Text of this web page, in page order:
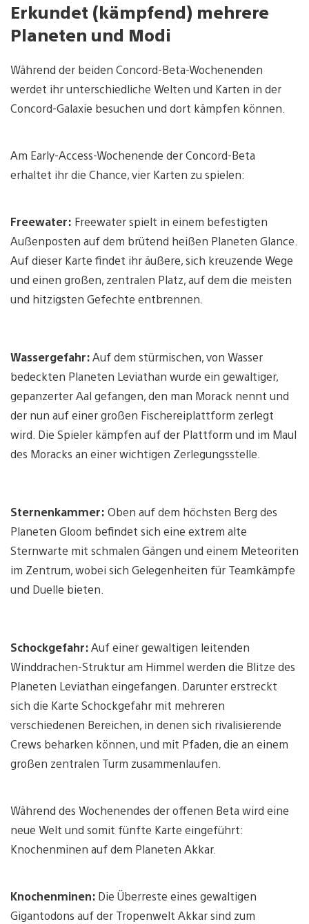
Erkundet (kämpfend) mehrere
Planeten und Modi
Während der beiden Concord-Beta-Wochenenden
werdet ihr unterschiedliche Welten und Karten in der
Concord-Galaxie besuchen und dort kämpfen können.
Am Early-Access-Wochenende der Concord-Beta
erhaltet ihr die Chance, vier Karten zu spielen:
Freewater: Freewater spielt in einem befestigten
Außenposten auf dem brütend heißen Planeten Glance.
Auf dieser Karte findet ihr äußere, sich kreuzende Wege
und einen großen, zentralen Platz, auf dem die meisten
und hitzigsten Gefechte entbrennen.
Wassergefahr:Auf dem stürmischen, von Wasser
bedeckten Planeten Leviathan wurde ein gewaltiger,
gepanzerter Aal gefangen, den man Morack nennt und
der nun auf einer großen Fischereiplattform zerlegt
wird. Die Spieler kämpfen auf der Plattform und im Maul
des Moracks an einer wichtigen Zerlegungsstelle.
Sternenkammer: Oben auf dem höchsten Berg des
Planeten Gloom befindet sich eine extrem alte
Sternwarte mit schmalen Gängen und einem Meteoriten
im Zentrum, wobei sich Gelegenheiten für Teamkämpfe
und Duelle bieten.
Schockgefahr:Auf einer gewaltigen leitenden
Winddrachen-Struktur am Himmel werden die Blitze des
Planeten Leviathan eingefangen. Darunter erstreckt
sich die Karte Schockgefahr mit mehreren
verschiedenen Bereichen, in denen sich rivalisierende
Crews beharken können, und mit Pfaden, die an einem
großen zentralen Turm zusammenlaufen.
Während des Wochenendes der offenen Beta wird eine
neue Welt und somit fünfte Karte eingeführt:
Knochenminen auf dem Planeten Akkar.
Knochenminen: Die Überreste eines gewaltigen
Gigantodons auf der Tropenwelt Akkar sind zum